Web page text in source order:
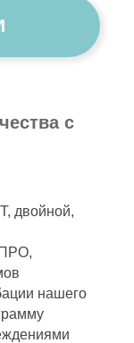
с
двойной,
нашего